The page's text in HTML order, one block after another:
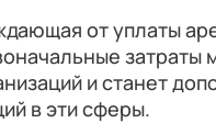
от уплаты
затраты
и станет
в эти сферы.